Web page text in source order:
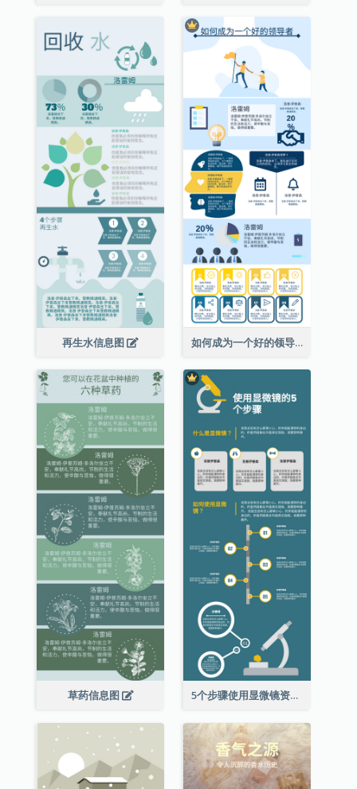
再生水信息图 如何成为一个好的领导者信息图
草药信息图 5个步骤使用显微镜资料图